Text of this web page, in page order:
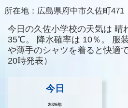
所在地： 広島県府中市久佐町471
今日の久佐小学校の天気は 晴
35℃。
降水確率は 10％。 服
や薄手のシャツを着ると快適
20時発表）
今日
2026年